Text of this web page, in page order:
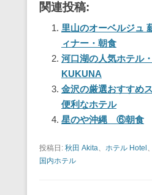
c
e
b
o
o
k
tt
er
e
st
関連投稿:
里山のオーベルジュ
ィナー・朝食
河口湖の人気ホテル
KUKUNA
金沢の厳選おすすめ
便利なホテル
星のや沖縄 ⑥朝食
投稿日: 秋田 Akita、 ホテル Hotel 、
国内ホテル